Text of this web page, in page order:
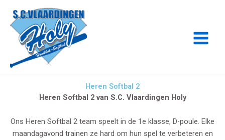
naar
inhoud
Heren Softbal 2
Heren Softbal 2 van S.C. Vlaardingen Holy
Ons Heren Softbal 2 team speelt in de 1e klasse, D-poule. Elke
maandagavond trainen ze hard om hun spel te verbeteren en